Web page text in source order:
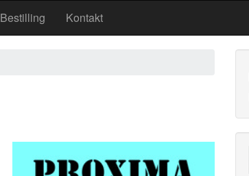
Bestilling Kontakt